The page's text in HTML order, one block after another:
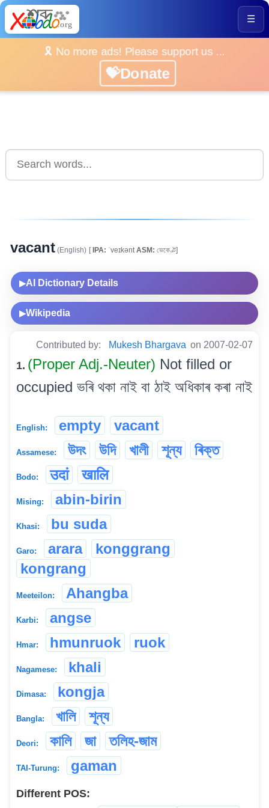
☰
🎗️ No more ads! Please support us ...
💝Donate
vacant (English) [IPA: ˈveɪkənt ASM: ভেকেণ্ট]
▶AI Dictionary Details
▶Wikipedia
Contributed by: Mukesh Bhargava on 2007-02-07
1. (Proper Adj.-Neuter) Not filled or
occupied ভৰি থকা নাই বা ঠাই অধিকাৰ কৰা নাই
English: empty vacant
Assamese: উদং উদি খালী শূন্য ৰিক্ত
Bodo: उदां खालि
Mising: abin-birin
Khasi: bu suda
Garo: arara
konggrang
kongrang
Meeteilon: Ahangba
Karbi: angse
Hmar: hmunruok ruok
Nagamese: khali
Dimasa: kongja
Bangla: খালি শূন্য
Deori: কালি জা তলিহ-জাম
TAI-Turung: gaman
Different POS: